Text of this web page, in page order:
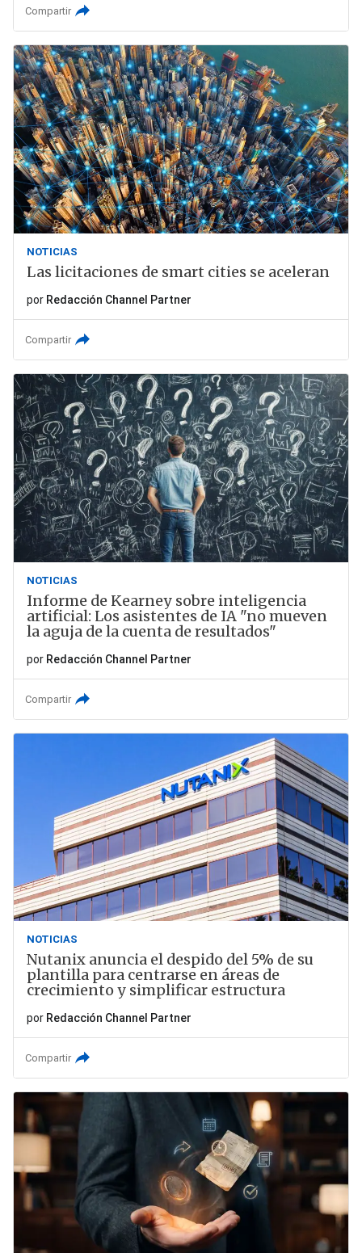
Compartir
NOTICIAS
Las licitaciones de smart cities se aceleran
por Redacción Channel Partner
Compartir
NOTICIAS
Informe de Kearney sobre inteligencia
artificial: Los asistentes de IA "no mueven
la aguja de la cuenta de resultados"
por Redacción Channel Partner
Compartir
NOTICIAS
Nutanix anuncia el despido del 5% de su
plantilla para centrarse en áreas de
crecimiento y simplificar estructura
por Redacción Channel Partner
Compartir